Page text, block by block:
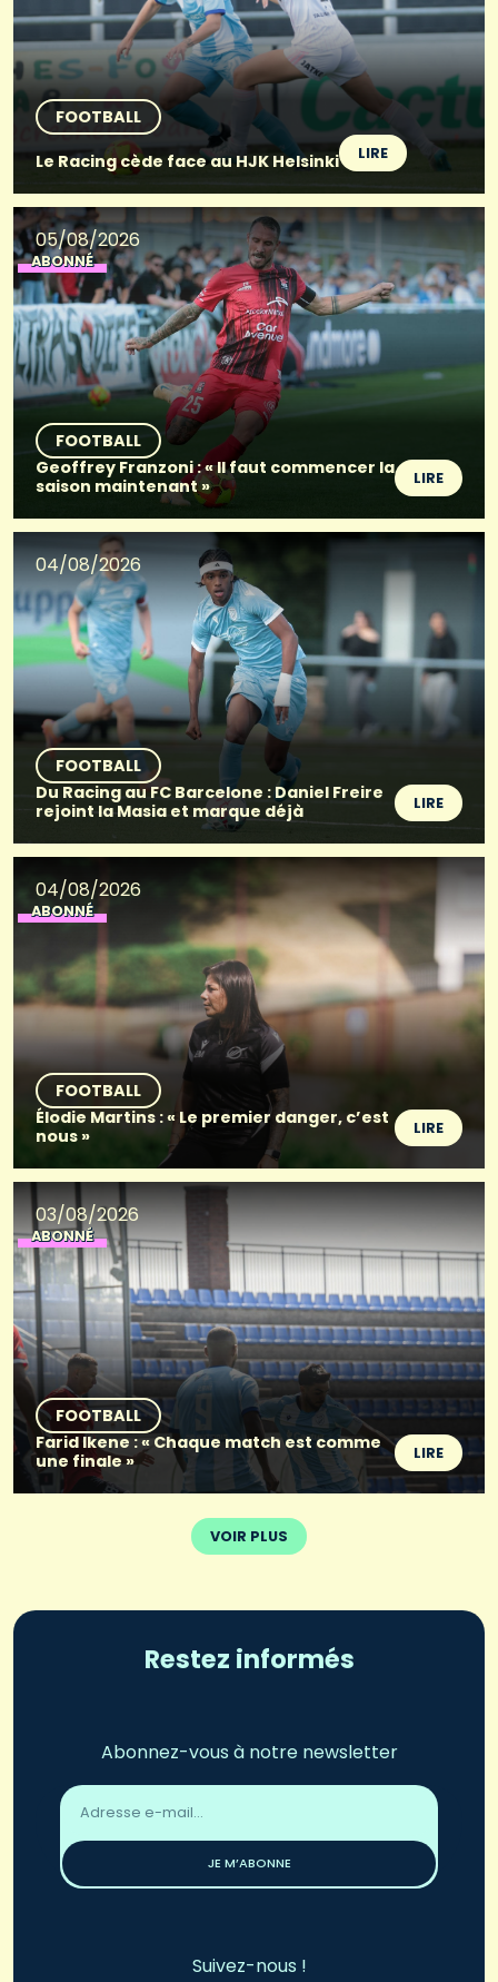
FOOTBALL
Le Racing cède face au HJK Helsinki
LIRE
05/08/2026
ABONNÉ
FOOTBALL
Geoffrey Franzoni : « Il faut commencer la
saison maintenant »
LIRE
04/08/2026
FOOTBALL
Du Racing au FC Barcelone : Daniel Freire
rejoint la Masia et marque déjà
LIRE
04/08/2026
ABONNÉ
FOOTBALL
Élodie Martins : « Le premier danger, c’est
nous »
LIRE
03/08/2026
ABONNÉ
FOOTBALL
Farid Ikene : « Chaque match est comme
une finale »
LIRE
VOIR PLUS
Restez informés
Abonnez-vous à notre newsletter
Adresse
email
JE M’ABONNE
Suivez-nous !